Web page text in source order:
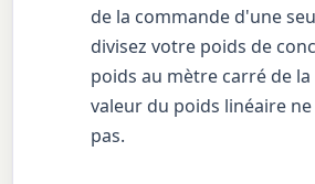
de la commande d'une
divisez votre poids de
poids au mètre carré de
valeur du poids linéaire
pas.